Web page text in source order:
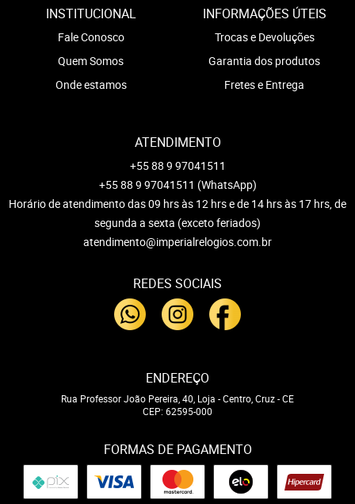
INSTITUCIONAL
Fale Conosco
Quem Somos
Onde estamos
INFORMAÇÕES ÚTEIS
Trocas e Devoluções
Garantia dos produtos
Fretes e Entrega
ATENDIMENTO
+55 88 9 97041511
+55 88 9 97041511 (WhatsApp)
Horário de atendimento das 09 hrs às 12 hrs e de 14 hrs às 17 hrs, de
segunda a sexta (exceto feriados)
atendimento@imperialrelogios.com.br
REDES SOCIAIS
ENDEREÇO
Rua Professor João Pereira, 40, Loja -Centro, Cruz-CE
CEP: 62595-000
FORMAS DE PAGAMENTO